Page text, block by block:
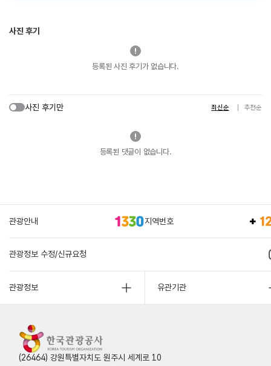
사진 후기
등록된 사진 후기가 없습니다.
사진 후기만 최신순 추천순
등록된 댓글이 없습니다.
관광안내 지역번호
관광정보 수정/신규요청
관광정보 유관기관
(26464) 강원특별자치도 원주시 세계로 10